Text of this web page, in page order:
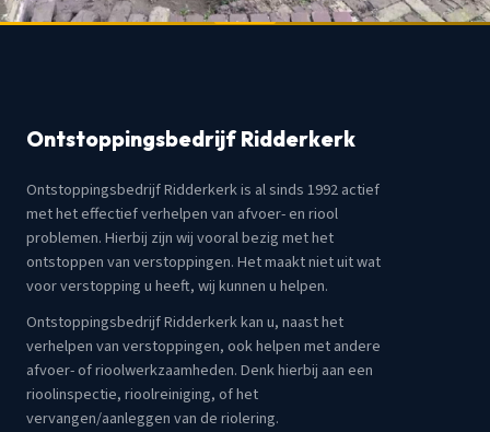
Ontstoppingsbedrijf Ridderkerk
Ontstoppingsbedrijf Ridderkerk is al sinds 1992 actief
met het effectief verhelpen van afvoer- en riool
problemen. Hierbij zijn wij vooral bezig met het
ontstoppen van verstoppingen. Het maakt niet uit wat
voor verstopping u heeft, wij kunnen u helpen.
Ontstoppingsbedrijf Ridderkerk kan u, naast het
verhelpen van verstoppingen, ook helpen met andere
afvoer- of rioolwerkzaamheden. Denk hierbij aan een
rioolinspectie, rioolreiniging, of het
vervangen/aanleggen van de riolering.